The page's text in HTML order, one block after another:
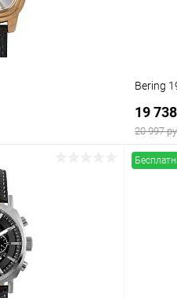
Сравнение
В наличии
Bering
19
20 997